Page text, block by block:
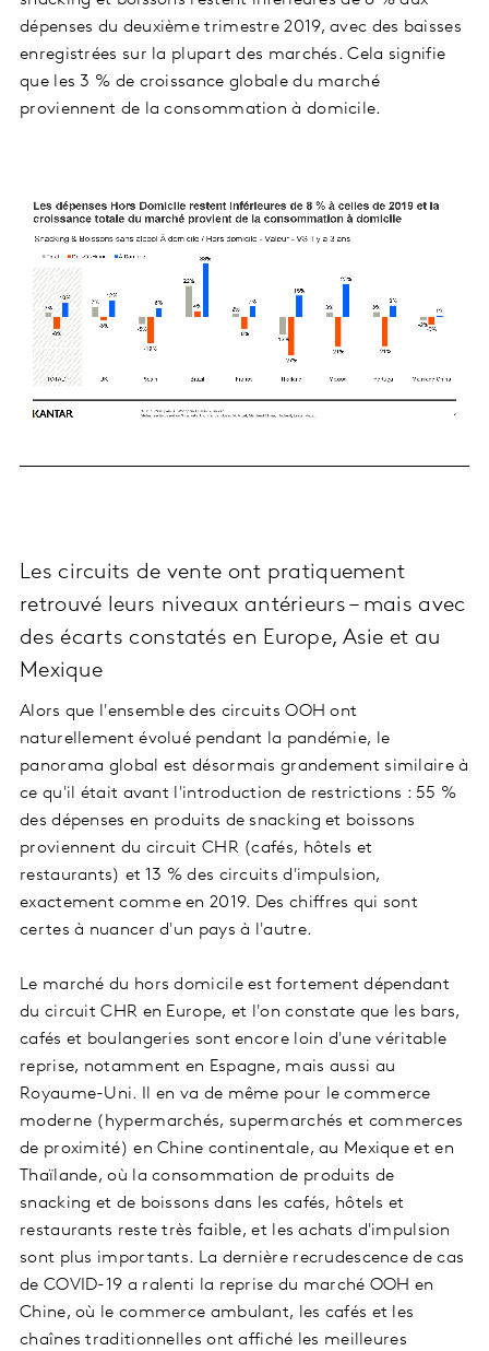
dépenses du deuxième trimestre 2019, avec des baisses
enregistrées sur la plupart des marchés. Cela signifie
que les 3 % de croissance globale du marché
proviennent de la consommation à domicile.
Les circuits de vente ont pratiquement
retrouvé leurs niveaux antérieurs – mais avec
des écarts constatés en Europe, Asie et au
Mexique
Alors que l'ensemble des circuits OOH ont
naturellement évolué pendant la pandémie, le
panorama global est désormais grandement similaire à
ce qu'il était avant l'introduction de restrictions : 55 %
des dépenses en produits de snacking et boissons
proviennent du circuit CHR (cafés, hôtels et
restaurants) et 13 % des circuits d'impulsion,
exactement comme en 2019. Des chiffres qui sont
certes à nuancer d'un pays à l'autre.
Le marché du hors domicile est fortement dépendant
du circuit CHR en Europe, et l'on constate que les bars,
cafés et boulangeries sont encore loin d'une véritable
reprise, notamment en Espagne, mais aussi au
Royaume-Uni. Il en va de même pour le commerce
moderne (hypermarchés, supermarchés et commerces
de proximité) en Chine continentale, au Mexique et en
Thaïlande, où la consommation de produits de
snacking et de boissons dans les cafés, hôtels et
restaurants reste très faible, et les achats d'impulsion
sont plus importants. La dernière recrudescence de cas
de COVID-19 a ralenti la reprise du marché OOH en
Chine, où le commerce ambulant, les cafés et les
chaînes traditionnelles ont affiché les meilleures